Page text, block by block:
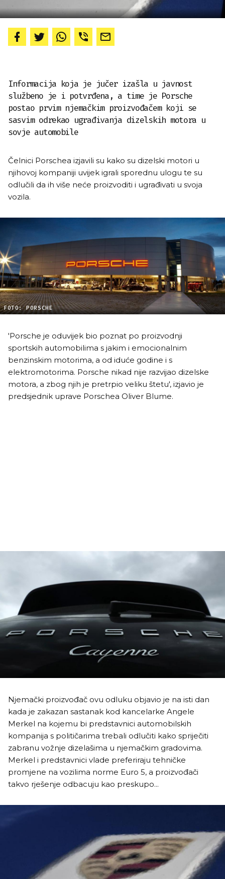
Informacija koja je jučer izašla u javnost
službeno je i potvrđena, a time je Porsche
postao prvim njemačkim proizvođačem koji se
sasvim odrekao ugrađivanja dizelskih motora u
sovje automobile
Čelnici Porschea izjavili su kako su dizelski motori u
njihovoj kompaniji uvijek igrali sporednu ulogu te su
odlučili da ih više neće proizvoditi i ugrađivati u svoja
vozila.
FOTO: PORSCHE
'Porsche je oduvijek bio poznat po proizvodnji
sportskih automobilima s jakim i emocionalnim
benzinskim motorima, a od iduće godine i s
elektromotorima. Porsche nikad nije razvijao dizelske
motora, a zbog njih je pretrpio veliku štetu', izjavio je
predsjednik uprave Porschea Oliver Blume.
Njemački proizvođač ovu odluku objavio je na isti dan
kada je zakazan sastanak kod kancelarke Angele
Merkel na kojemu bi predstavnici automobilskih
kompanija s političarima trebali odlučiti kako spriječiti
zabranu vožnje dizelašima u njemačkim gradovima.
Merkel i predstavnici vlade preferiraju tehničke
promjene na vozilima norme Euro 5, a proizvođači
takvo rješenje odbacuju kao preskupo...